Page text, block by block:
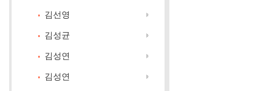
김선영
김성균
김성연
김성연